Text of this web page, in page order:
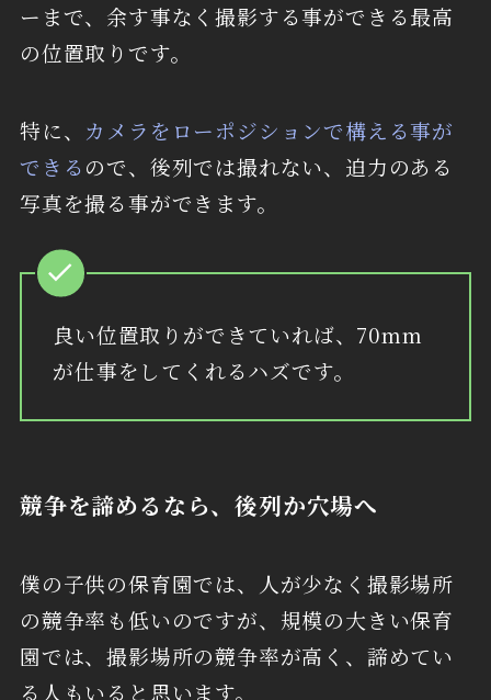
ーまで、余す事なく撮影する事ができる最高
の位置取りです。
特に、 カメラをローポジションで構える事が
できる ので、後列では撮れない、迫力のある
写真を撮る事ができます。
良い位置取りができていれば、70mm
が仕事をしてくれるハズです。
競争を諦めるなら、後列か穴場へ
僕の子供の保育園では、人が少なく撮影場所
の競争率も低いのですが、規模の大きい保育
園では、撮影場所の競争率が高く、諦めてい
る人もいると思います。